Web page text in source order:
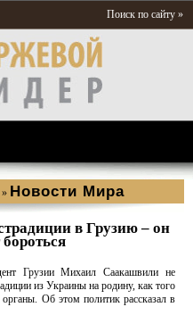
Поиск по сайту »
» Новости Мира
в Грузию – он
Грузии Михаил Саакашвили не
из Украины на родину, как того
Об этом политик рассказал в